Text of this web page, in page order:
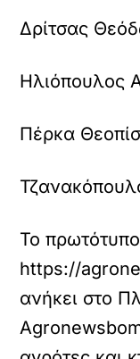
Δρίτσας
Ηλιόπουλος
Πέρκα
Το
https://
ανήκει στο